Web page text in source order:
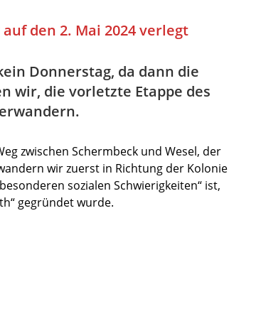
den 2. Mai 2024 verlegt
Donnerstag, da dann die
wir, die vorletzte Etappe des
zwischen Schermbeck und Wesel, der
wir zuerst in Richtung der Kolonie
sozialen Schwierigkeiten“ ist,
gegründet wurde.